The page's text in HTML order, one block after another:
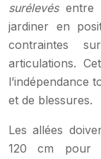
surélevésentre
jardiner en
contraintes
articulations.
l’indépendance
et de blessures.
Les allées
120 cm pour